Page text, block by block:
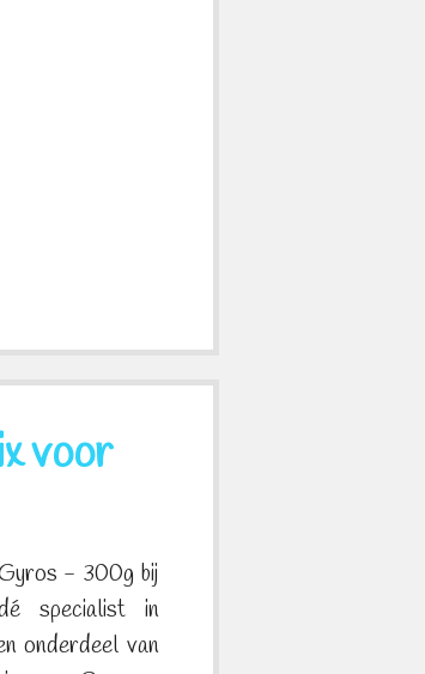
voor
- 300g bij
specialist in
onderdeel van